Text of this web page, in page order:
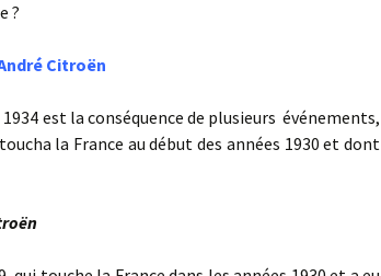
?
Citroën
est la conséquence de plusieurs événements,
la France au début des années 1930 et dont